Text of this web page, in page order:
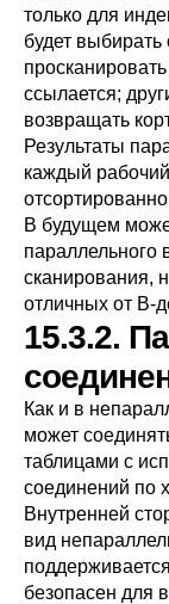
только для
будет выбирать
ссылается;
возвращать
Результаты
каждый
В будущем
параллельного
сканирования,
отличных от B-
15.3.2.
Как и в
может
таблицами с
соединений по
Внутренней
вид
безопасен для